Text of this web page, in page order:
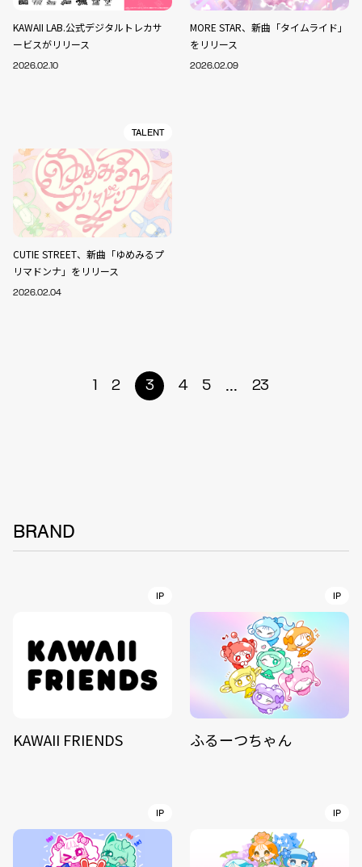
KAWAII LAB.公式デジタルトレカサ
ービスがリリース
2026.02.10
MORE STAR、新曲「タイムライド」
をリリース
2026.02.09
TALENT
CUTIE STREET、新曲「ゆめみるプ
リマドンナ」をリリース
2026.02.04
1 2 3 4 5 ... 23
BRAND
IP
KAWAII FRIENDS
IP
ふるーつちゃん
IP IP